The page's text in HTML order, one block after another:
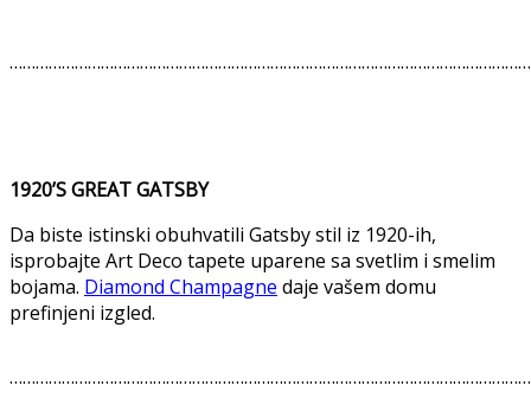
1920’S GREAT GATSBY
Da biste istinski obuhvatili Gatsby stil iz 1920-ih,
isprobajte Art Deco tapete uparene sa svetlim i smelim
bojama. Diamond Champagne daje vašem domu
prefinjeni izgled.